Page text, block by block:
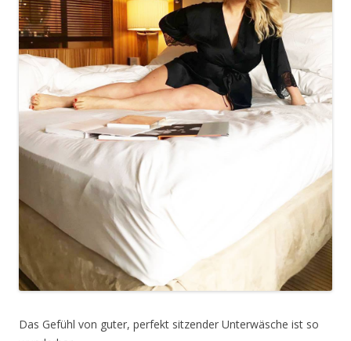
Das Gefühl von guter, perfekt sitzender Unterwäsche ist so